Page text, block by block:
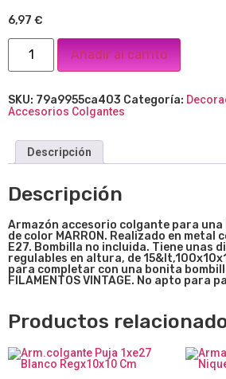
6,97 €
Añadir al carrito
SKU: 79a9955ca403 Categoría:
Accesorios Colgantes
Descripción
Descripción
Armazón accesorio colgante para una
de color MARRON. Realizado en
E27. Bombilla no incluida. Tiene unas
regulables en altura, de
para completar con una bonita
FILAMENTOS VINTAGE. No apto para
Productos